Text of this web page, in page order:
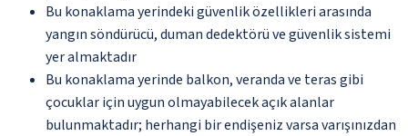
Bu konaklama yerindeki güvenlik özellikleri arasında
yangın söndürücü, duman dedektörü ve güvenlik sistemi
yer almaktadır
Bu konaklama yerinde balkon, veranda ve teras gibi
çocuklar için uygun olmayabilecek açık alanlar
bulunmaktadır; herhangi bir endişeniz varsa varışınızdan